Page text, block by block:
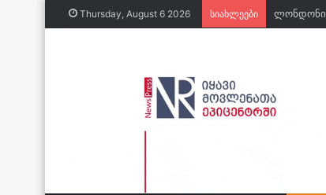
Thursday, August 6 2026 სიახლეები